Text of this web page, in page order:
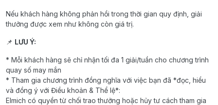
Nếu khách hàng không phản hồi trong thời gian quy định, giải
thưởng được xem như không còn giá trị.
📌 LƯU Ý:
* Mỗi khách hàng sẽ chỉ nhận tối đa 1 giải/tuần cho chương trình
quay số may mắn
* Tham gia chương trình đồng nghĩa với việc bạn đã *đọc, hiểu
và đồng ý với Điều khoản & Thể lệ*:
Elmich có quyền từ chối trao thưởng hoặc hủy tư cách tham gia